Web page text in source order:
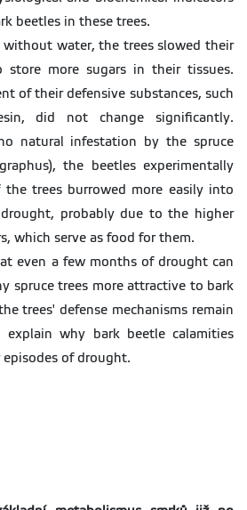
beetles in these trees.
water, the trees slowed their
more sugars in their tissues.
of their defensive substances, such
did not change significantly.
natural infestation by the spruce
the beetles experimentally
trees burrowed more easily into
probably due to the higher
which serve as food for them.
even a few months of drought can
spruce trees more attractive to bark
trees' defense mechanisms remain
explain why bark beetle calamities
of drought.